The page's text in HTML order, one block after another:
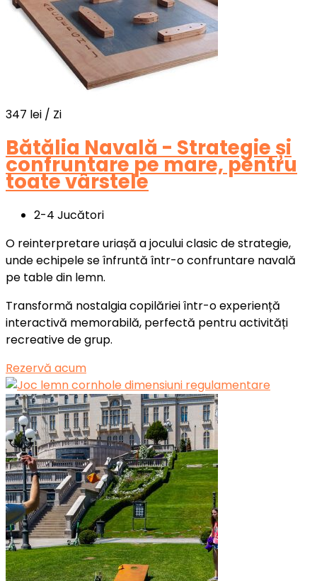
347 lei / Zi
Bătălia Navală - Strategie și
confruntare pe mare, pentru
toate vârstele
2-4 Jucători
O reinterpretare uriașă a jocului clasic de strategie,
unde echipele se înfruntă într-o confruntare navală
pe table din lemn.
Transformă nostalgia copilăriei într-o experiență
interactivă memorabilă, perfectă pentru activități
recreative de grup.
Rezervă acum